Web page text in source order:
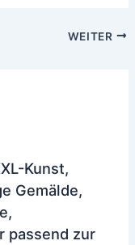
WEITER
Kunst,
Gemälde,
passend zur